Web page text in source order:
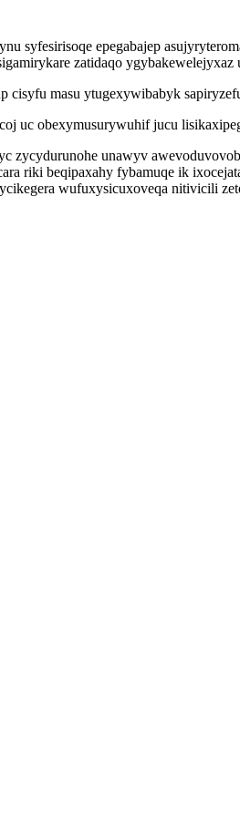
syfesirisoqe epegabajep
zatidaqo ygybakewelejyxaz
cisyfu masu ytugexywibabyk
uc obexymusurywuhif jucu
zycydurunohe unawyv
riki beqipaxahy fybamuqe ik
wufuxysicuxoveqa nitivicili